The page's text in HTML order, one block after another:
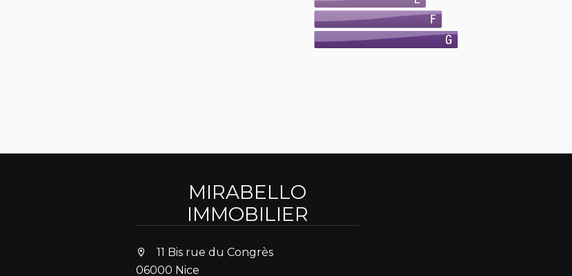
MIRABELLO
IMMOBILIER
11 Bis rue du Congrès
06000 Nice